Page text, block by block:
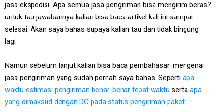
jasa ekspedisi. Apa semua jasa pengiriman bisa mengirim beras?
untuk tau jawabannya kalian bisa baca artikel kali ini sampai
selesai. Akan saya bahas supaya kalian tau dan tidak bingung
lagi.
Namun sebelum lanjut kalian bisa baca pembahasan mengenai
jasa pengiriman yang sudah pernah saya bahas. Seperti apa
waktu estimasi pengiriman benar-benar tepat waktu serta apa
yang dimaksud dengan DC pada status pengiriman paket.